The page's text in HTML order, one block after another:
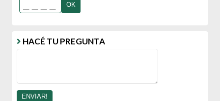
OK
HACÉ TU PREGUNTA